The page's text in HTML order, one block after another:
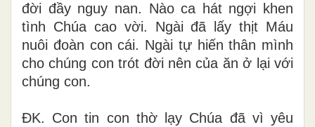
đời đầy nguy nan. Nào ca hát ngợi khen
tình Chúa cao vời. Ngài đã lấy thịt Máu
nuôi đoàn con cái. Ngài tự hiến thân mình
cho chúng con trót đời nên của ăn ở lại với
chúng con.
ĐK. Con tin con thờ lạy Chúa đã vì yêu